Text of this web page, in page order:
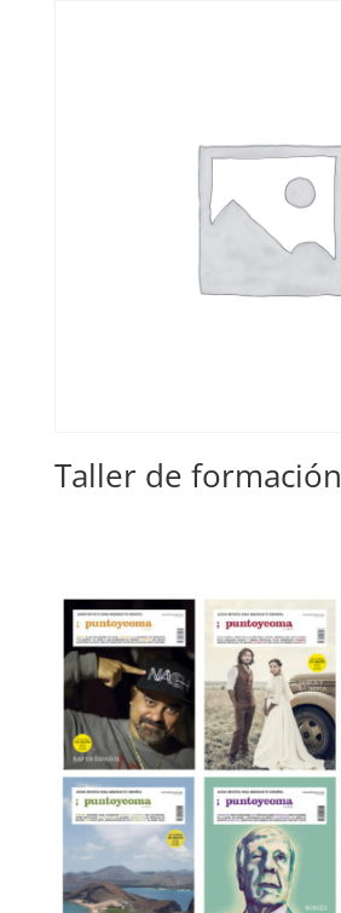
Taller de formación